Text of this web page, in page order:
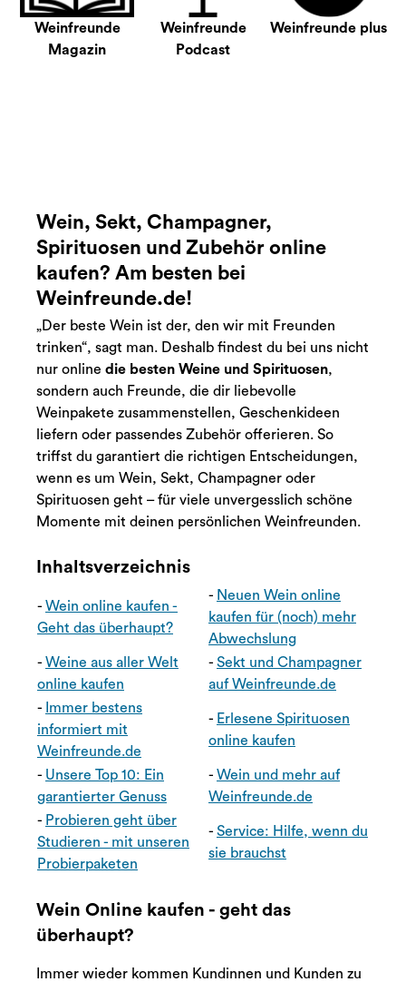
Weinfreunde
Magazin
Weinfreunde
Podcast
Weinfreunde plus
Wein, Sekt, Champagner,
Spirituosen und Zubehör online
kaufen? Am besten bei
Weinfreunde.de!
„Der beste Wein ist der, den wir mit Freunden
trinken“, sagt man. Deshalb findest du bei uns nicht
nur online die besten Weine und Spirituosen,
sondern auch Freunde, die dir liebevolle
Weinpakete zusammenstellen, Geschenkideen
liefern oder passendes Zubehör offerieren. So
triffst du garantiert die richtigen Entscheidungen,
wenn es um Wein, Sekt, Champagner oder
Spirituosen geht – für viele unvergesslich schöne
Momente mit deinen persönlichen Weinfreunden.
Inhaltsverzeichnis
- Wein online kaufen -
Geht das überhaupt?
- Neuen Wein online
kaufen für (noch) mehr
Abwechslung
- Weine aus aller Welt
online kaufen
- Sekt und Champagner
auf Weinfreunde.de
- Immer bestens
informiert mit
Weinfreunde.de
- Erlesene Spirituosen
online kaufen
- Unsere Top 10: Ein
garantierter Genuss
- Wein und mehr auf
Weinfreunde.de
- Probieren geht über
Studieren - mit unseren
Probierpaketen
- Service: Hilfe, wenn du
sie brauchst
Wein Online kaufen - geht das
überhaupt?
Immer wieder kommen Kundinnen und Kunden zu